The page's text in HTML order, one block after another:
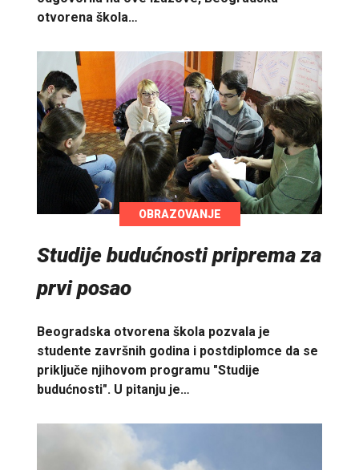
otvorena škola…
OBRAZOVANJE
Studije budućnosti priprema za
prvi posao
Beogradska otvorena škola pozvala je
studente završnih godina i postdiplomce da se
priključe njihovom programu "Studije
budućnosti". U pitanju je…